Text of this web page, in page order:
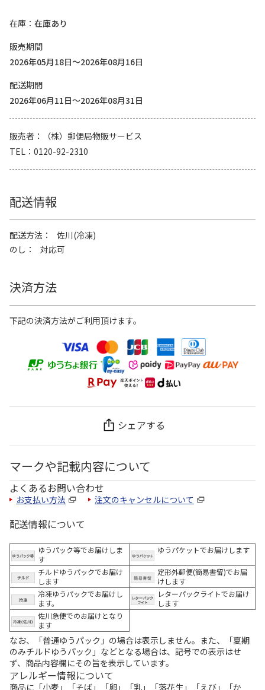
在庫
在庫あり
販売期間
2026年05月18日～2026年08月16日
配送期間
2026年06月11日～2026年08月31日
販売者
（株）郵便局物販サービス
TEL
0120-92-2310
配送情報
配送方法
佐川(冷凍)
のし
対応可
決済方法
下記の決済方法がご利用頂けます。
シェアする
マークや記載内容について
よくあるお問い合わせ
お支払い方法 注文のキャンセルについて
配送情報について
ゆうパック等でお届けしま
す
ゆうパケットでお届けします
チルドゆうパックでお届け
します
定形外郵便(簡易書留)でお届
けします
冷凍ゆうパックでお届けし
ます。
レターパックライトでお届け
します
佐川急便でのお届けとなり
ます
なお、「普通ゆうパック」の場合は表示しません。また、「夏期
のみチルドゆうパック」などとなる場合は、記号での表示はせ
ず、商品内容欄にその旨を表示しています。
アレルギー情報について
商品に「小麦」「そば」「卵」「乳」「落花生」「えび」「か